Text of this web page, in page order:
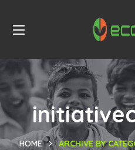
HOME ARCHIVE BY